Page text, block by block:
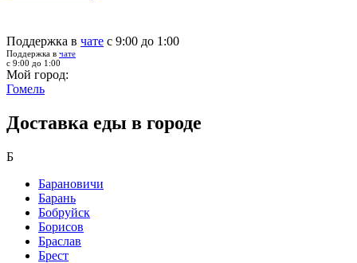
Поддержка в чате с 9:00 до 1:00
Поддержка в чате
с 9:00 до 1:00
Мой город:
Гомель
Доставка еды в городе
Б
Барановичи
Барань
Бобруйск
Борисов
Браслав
Брест